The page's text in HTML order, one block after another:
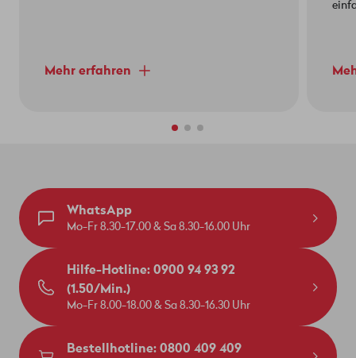
Mehr erfahren
WhatsApp
Mo-Fr 8.30-17.00 & Sa 8.30-16.00 Uhr
Hilfe-Hotline: 0900 94 93 92
(1.50/Min.)
Mo-Fr 8.00-18.00 & Sa 8.30-16.30 Uhr
Bestellhotline: 0800 409 409